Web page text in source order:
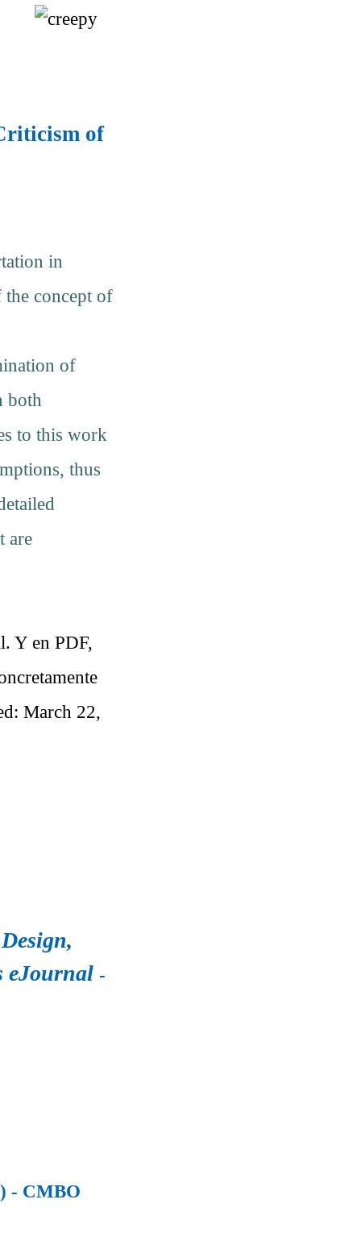
of
in
concept of
of
both
to this work
thus
are
Y en PDF,
March 22,
eJournal -
- CMBO